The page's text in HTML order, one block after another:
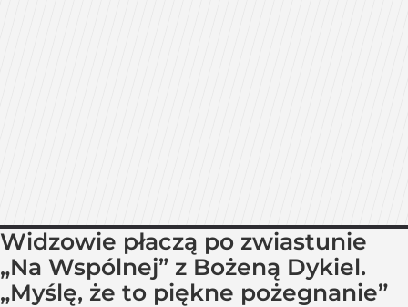
Widzowie płaczą po zwiastunie
„Na Wspólnej” z Bożeną Dykiel.
„Myślę, że to piękne pożegnanie”